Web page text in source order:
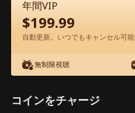
画フル
0-49 50-77
24
年間VIP
$199.99
自動更新。いつでもキャンセル可能
無制限視聴
コインをチャージ